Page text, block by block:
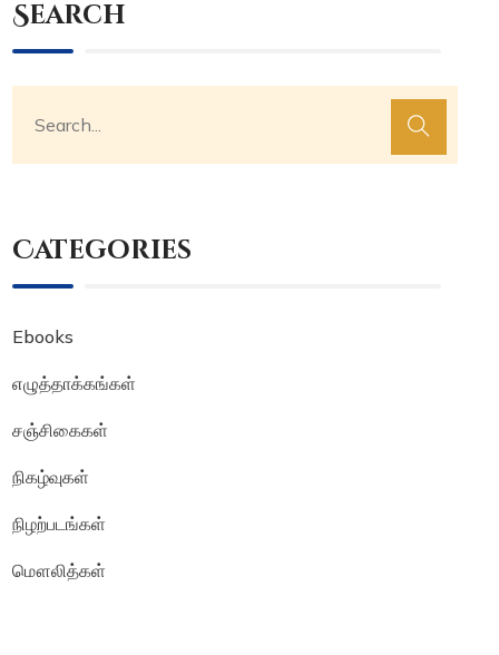
Search
Categories
Ebooks
எழுத்தாக்கங்கள்
சஞ்சிகைகள்
நிகழ்வுகள்
நிழற்படங்கள்
மௌலித்கள்